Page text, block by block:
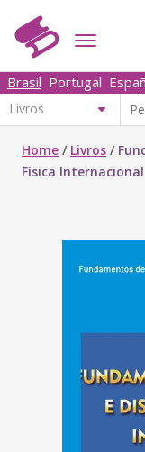
Brasil Portugal
Home / Livros /
Física Internacional